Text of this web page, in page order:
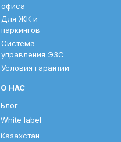
офиса
Система
управления ЭЗС
Условия гарантии
Блог
Казахстан
White label
О НАС
Для ЖК и
паркингов